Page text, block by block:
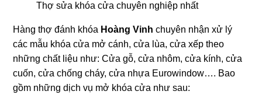
Thợ sửa khóa cửa chuyên nghiệp nhất
Hàng thợ đánh khóa Hoàng Vinh chuyên nhận xử lý
các mẫu khóa cửa mở cánh, cửa lùa, cửa xếp theo
những chất liệu như: Cửa gỗ, cửa nhôm, cửa kính, cửa
cuốn, cửa chống cháy, cửa nhựa Eurowindow…. Bao
gồm những dịch vụ mở khóa cửa như sau: